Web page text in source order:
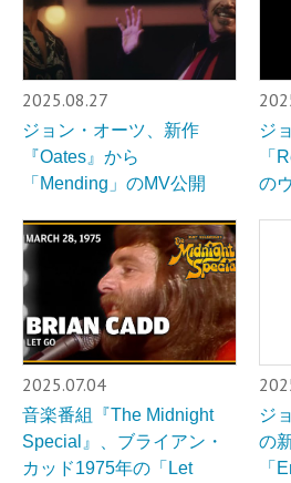
2025.08.27
ジョン・オーツ、新作
『Oates』から
「Mending」のMV公開
ジ
「
の
2025.07.04
音楽番組『The Midnight
Special』、ブライアン・
カッド1975年の「Let
ジ
の
「